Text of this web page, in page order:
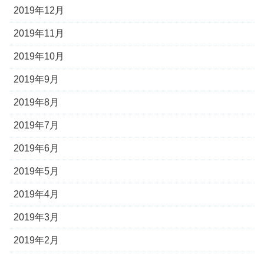
2019年12月
2019年11月
2019年10月
2019年9月
2019年8月
2019年7月
2019年6月
2019年5月
2019年4月
2019年3月
2019年2月